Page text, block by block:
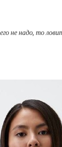
не надо, то